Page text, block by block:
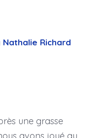
Nathalie Richard
une grasse